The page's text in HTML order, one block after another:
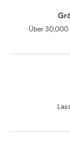
Über 30,000